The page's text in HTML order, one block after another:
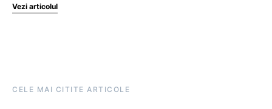
Vezi articolul
CELE MAI CITITE ARTICOLE